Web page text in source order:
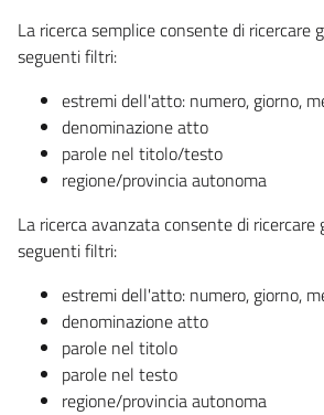
La ricerca semplice consente di
seguenti filtri:
estremi dell'atto: numero, giorno,
denominazione atto
parole nel titolo/testo
regione/provincia autonoma
La ricerca avanzata consente di
seguenti filtri:
estremi dell'atto: numero, giorno,
denominazione atto
parole nel titolo
parole nel testo
regione/provincia autonoma